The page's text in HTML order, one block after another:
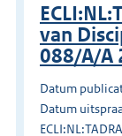
van
088/A/A
Datum
Datum